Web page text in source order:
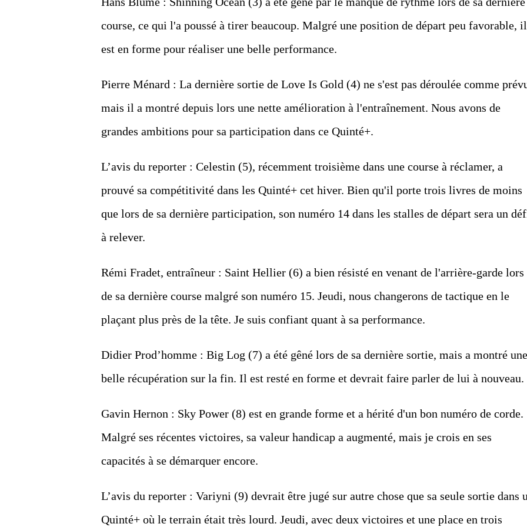
course, ce qui l'a poussé à tirer beaucoup. Malgré une position de départ peu favorable, il
est en forme pour réaliser une belle performance.
Pierre Ménard : La dernière sortie de Love Is Gold (4) ne s'est pas déroulée comme
mais il a montré depuis lors une nette amélioration à l'entraînement. Nous avons de
grandes ambitions pour sa participation dans ce Quinté+.
L’avis du reporter : Celestin (5), récemment troisième dans une course à réclamer, a
prouvé sa compétitivité dans les Quinté+ cet hiver. Bien qu'il porte trois livres de moins
que lors de sa dernière participation, son numéro 14 dans les stalles de départ sera un
à relever.
Rémi Fradet, entraîneur : Saint Hellier (6) a bien résisté en venant de l'arrière-garde lors
de sa dernière course malgré son numéro 15. Jeudi, nous changerons de tactique en le
plaçant plus près de la tête. Je suis confiant quant à sa performance.
Didier Prod’homme : Big Log (7) a été gêné lors de sa dernière sortie, mais a montré une
belle récupération sur la fin. Il est resté en forme et devrait faire parler de lui à nouveau.
Gavin Hernon : Sky Power (8) est en grande forme et a hérité d'un bon numéro de corde.
Malgré ses récentes victoires, sa valeur handicap a augmenté, mais je crois en ses
capacités à se démarquer encore.
L’avis du reporter : Variyni (9) devrait être jugé sur autre chose que sa seule sortie dans
Quinté+ où le terrain était très lourd. Jeudi, avec deux victoires et une place en trois